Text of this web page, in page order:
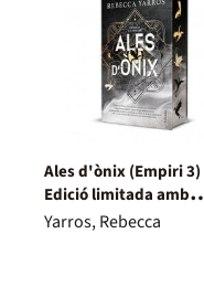
Ales d'ònix (Empiri 3)
Edició limitada amb
cantells tintats
Yarros, Rebecca